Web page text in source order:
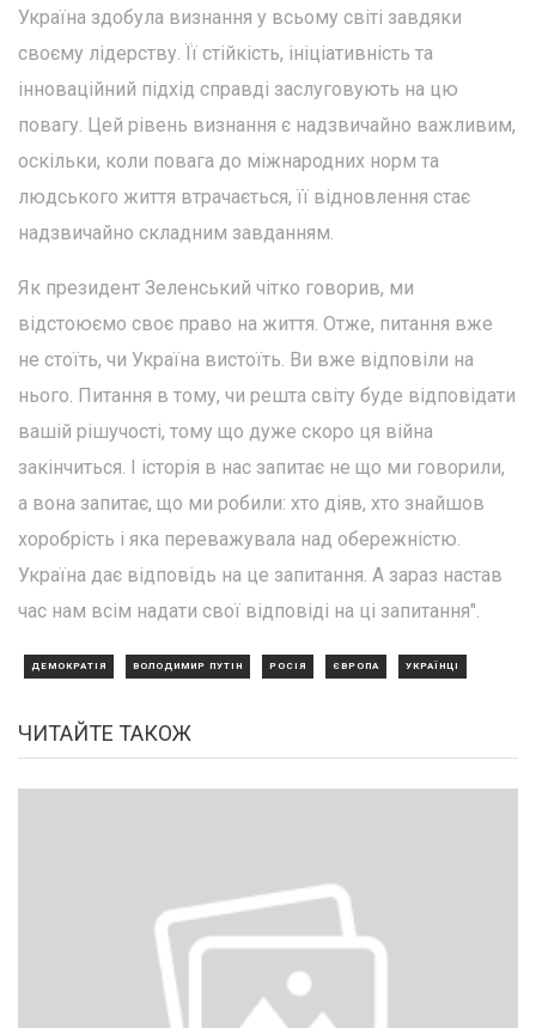
Україна здобула визнання у всьому світі завдяки
своєму лідерству. Її стійкість, ініціативність та
інноваційний підхід справді заслуговують на цю
повагу. Цей рівень визнання є надзвичайно важливим,
оскільки, коли повага до міжнародних норм та
людського життя втрачається, її відновлення стає
надзвичайно складним завданням.
Як президент Зеленський чітко говорив, ми
відстоюємо своє право на життя. Отже, питання вже
не стоїть, чи Україна вистоїть. Ви вже відповіли на
нього. Питання в тому, чи решта світу буде відповідати
вашій рішучості, тому що дуже скоро ця війна
закінчиться. І історія в нас запитає не що ми говорили,
а вона запитає, що ми робили: хто діяв, хто знайшов
хоробрість і яка переважувала над обережністю.
Україна дає відповідь на це запитання. А зараз настав
час нам всім надати свої відповіді на ці запитання".
ДЕМОКРАТІЯ ВОЛОДИМИР ПУТІН РОСІЯ ЄВРОПА УКРАЇНЦІ
ЧИТАЙТЕ ТАКОЖ